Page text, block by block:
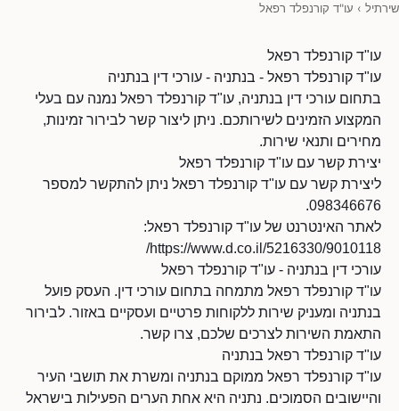
שירתיל › עו"ד קורנפלד רפאל
עו"ד קורנפלד רפאל
עו"ד קורנפלד רפאל - בנתניה - עורכי דין בנתניה
בתחום עורכי דין בנתניה, עו"ד קורנפלד רפאל נמנה עם בעלי
המקצוע הזמינים לשירותכם. ניתן ליצור קשר לבירור זמינות,
מחירים ותנאי שירות.
יצירת קשר עם עו"ד קורנפלד רפאל
ליצירת קשר עם עו"ד קורנפלד רפאל ניתן להתקשר למספר
098346676.
לאתר האינטרנט של עו"ד קורנפלד רפאל:
https://www.d.co.il/5216330/9010118/
עורכי דין בנתניה - עו"ד קורנפלד רפאל
עו"ד קורנפלד רפאל מתמחה בתחום עורכי דין. העסק פועל
בנתניה ומעניק שירות ללקוחות פרטיים ועסקיים באזור. לבירור
התאמת השירות לצרכים שלכם, צרו קשר.
עו"ד קורנפלד רפאל בנתניה
עו"ד קורנפלד רפאל ממוקם בנתניה ומשרת את תושבי העיר
והיישובים הסמוכים. נתניה היא אחת הערים הפעילות בישראל